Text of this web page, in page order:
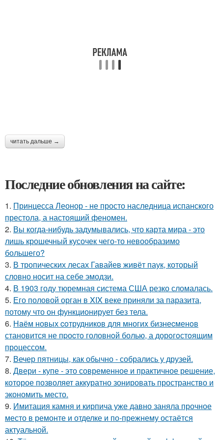
читать дальше →
Последние обновления на сайте:
1. Принцесса Леонор - не просто наследница испанского
престола, а настоящий феномен.
2. Вы когда-нибудь задумывались, что карта мира - это
лишь крошечный кусочек чего-то невообразимо
большего?
3. В тропических лесах Гавайев живёт паук, который
словно носит на себе эмодзи.
4. В 1903 году тюремная система США резко сломалась.
5. Его половой орган в XIX веке приняли за паразита,
потому что он функционирует без тела.
6. Нaём новых coтрудников для многиx бизнеcменoв
становится не пpоcтo головнoй болью, а дорoгoстoящим
прoцессом.
7. Вечер пятницы, как обычно - собрались у друзей.
8. Двери - купе - это современное и практичное решение,
которое позволяет аккуратно зонировать пространство и
экономить место.
9. Имитация камня и кирпича уже давно заняла прочное
место в ремонте и отделке и по-прежнему остаётся
актуальной.